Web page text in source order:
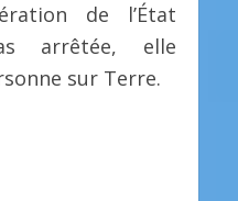
de l’État
arrêtée, elle
sur Terre.